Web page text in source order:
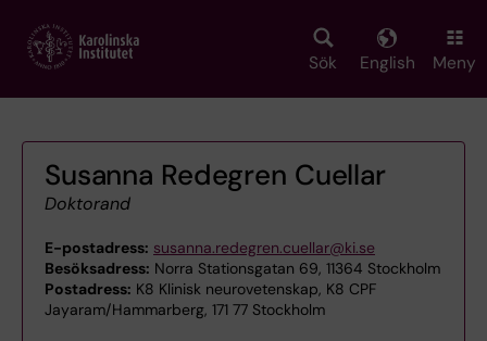
main
Sök English Meny
Susanna Redegren Cuellar
Doktorand
E-postadress: susanna.redegren.cuellar@ki.se
Besöksadress: Norra Stationsgatan 69, 11364 Stockholm
Postadress: K8 Klinisk neurovetenskap, K8 CPF
Jayaram/Hammarberg, 171 77 Stockholm